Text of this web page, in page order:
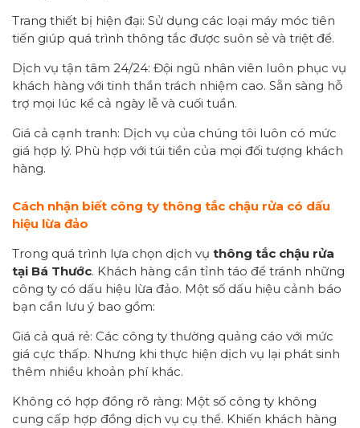
Trang thiết bị hiện đại: Sử dụng các loại máy móc tiên
tiến giúp quá trình thông tắc được suôn sẻ và triệt để.
Dịch vụ tận tâm 24/24: Đội ngũ nhân viên luôn phục vụ
khách hàng với tinh thần trách nhiệm cao. Sẵn sàng hỗ
trợ mọi lúc kể cả ngày lễ và cuối tuần.
Giá cả cạnh tranh: Dịch vụ của chúng tôi luôn có mức
giá hợp lý. Phù hợp với túi tiền của mọi đối tượng khách
hàng.
Cách nhận biết công ty thông tắc chậu rửa có dấu
hiệu lừa đảo
Trong quá trình lựa chọn dịch vụ thông tắc chậu rửa
tại Bá Thước. Khách hàng cần tỉnh táo để tránh những
công ty có dấu hiệu lừa đảo. Một số dấu hiệu cảnh báo
bạn cần lưu ý bao gồm:
Giá cả quá rẻ: Các công ty thường quảng cáo với mức
giá cực thấp. Nhưng khi thực hiện dịch vụ lại phát sinh
thêm nhiều khoản phí khác.
Không có hợp đồng rõ ràng: Một số công ty không
cung cấp hợp đồng dịch vụ cụ thể. Khiến khách hàng